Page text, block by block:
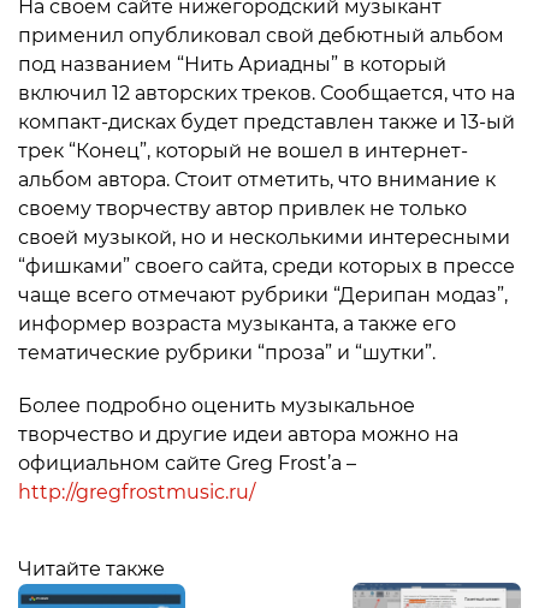
На своем сайте нижегородский музыкант
применил опубликовал свой дебютный альбом
под названием “Нить Ариадны” в который
включил 12 авторских треков. Сообщается, что на
компакт-дисках будет представлен также и 13-ый
трек “Конец”, который не вошел в интернет-
альбом автора. Стоит отметить, что внимание к
своему творчеству автор привлек не только
своей музыкой, но и несколькими интересными
“фишками” своего сайта, среди которых в прессе
чаще всего отмечают рубрики “Дерипан модаз”,
информер возраста музыканта, а также его
тематические рубрики “проза” и “шутки”.
Более подробно оценить музыкальное
творчество и другие идеи автора можно на
официальном сайте Greg Frost’a –
http://gregfrostmusic.ru/
Читайте также